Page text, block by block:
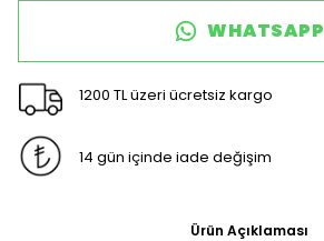
WHATSAPP
1200 TL üzeri ücretsiz kargo
14 gün içinde iade değişim
Ürün Açıklaması